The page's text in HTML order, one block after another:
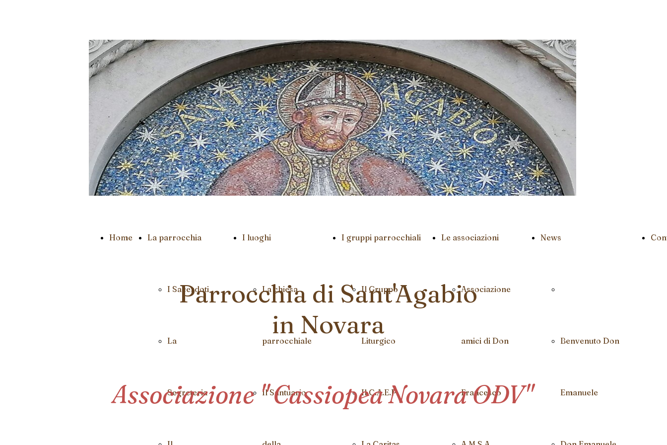
Home La parrocchia
I Sacerdoti
La
Segreteria
I luoghi
La chiesa
parrocchiale
Il Santuario
I gruppi parrocchiali
Il Gruppo
Liturgico
Il C.A.E.P.
Le associazioni
Associazione
amici di Don
Francesco
News
Benvenuto Don
Emanuele
Parrocchia di Sant'Agabio
in Novara
Associazione " Cassiopea Novara ODV"